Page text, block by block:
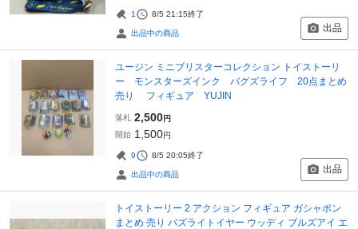
1 8/5 21:15終了
出品中の商品 出品
ユージン ミニブリスターコレクション トイストーリ
ー モンスターズインク バグズライフ 20点まとめ
売り フィギュア YUJIN
落札 2,500円
開始 1,500円
9 8/5 20:05終了
出品中の商品 出品
トイストーリー 2 アクション フィギュア ガシャポン
まとめ 売り バズライトイヤー ウッディ ブルズアイ エ